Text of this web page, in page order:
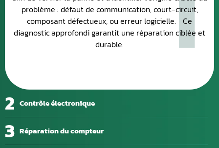
2 Contrôle électronique
3 Réparation du compteur
problème : défaut de communication, court-circuit,
composant défectueux, ou erreur logicielle. Ce
diagnostic approfondi garantit une réparation ciblée et
durable.